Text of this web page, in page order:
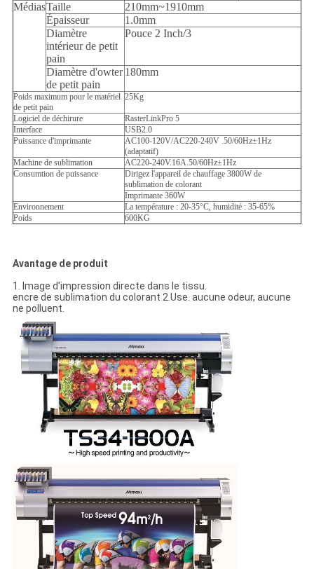
MédiasTaille
210mm~1910mm
Épaisseur
1.0mm
Diamètre
intérieur de petit
pain
Pouce 2 Inch/3
Diamètre d'owter
de petit pain
180mm
Poids maximum pour le matériel
de petit pain
25Kg
Logiciel de déchirure
RasterLinkPro 5
Interface
USB2.0
Puissance d'imprimante
AC100-120V/AC220-240V .50/60Hz±1Hz
(adaptatif)
Machine de sublimation
AC220-240V.16A.50/60Hz±1Hz
Consumtion de puissance
Dirigez l'appareil de chauffage 3800W de
sublimation de colorant
Imprimante 360W
Environnement
La température : 20-35°C, humidité : 35-65%
Poids
600KG
Avantage de produit
1. Image d'impression directe dans le tissu.
encre de sublimation du colorant 2.Use. aucune odeur, aucune
ne polluent.